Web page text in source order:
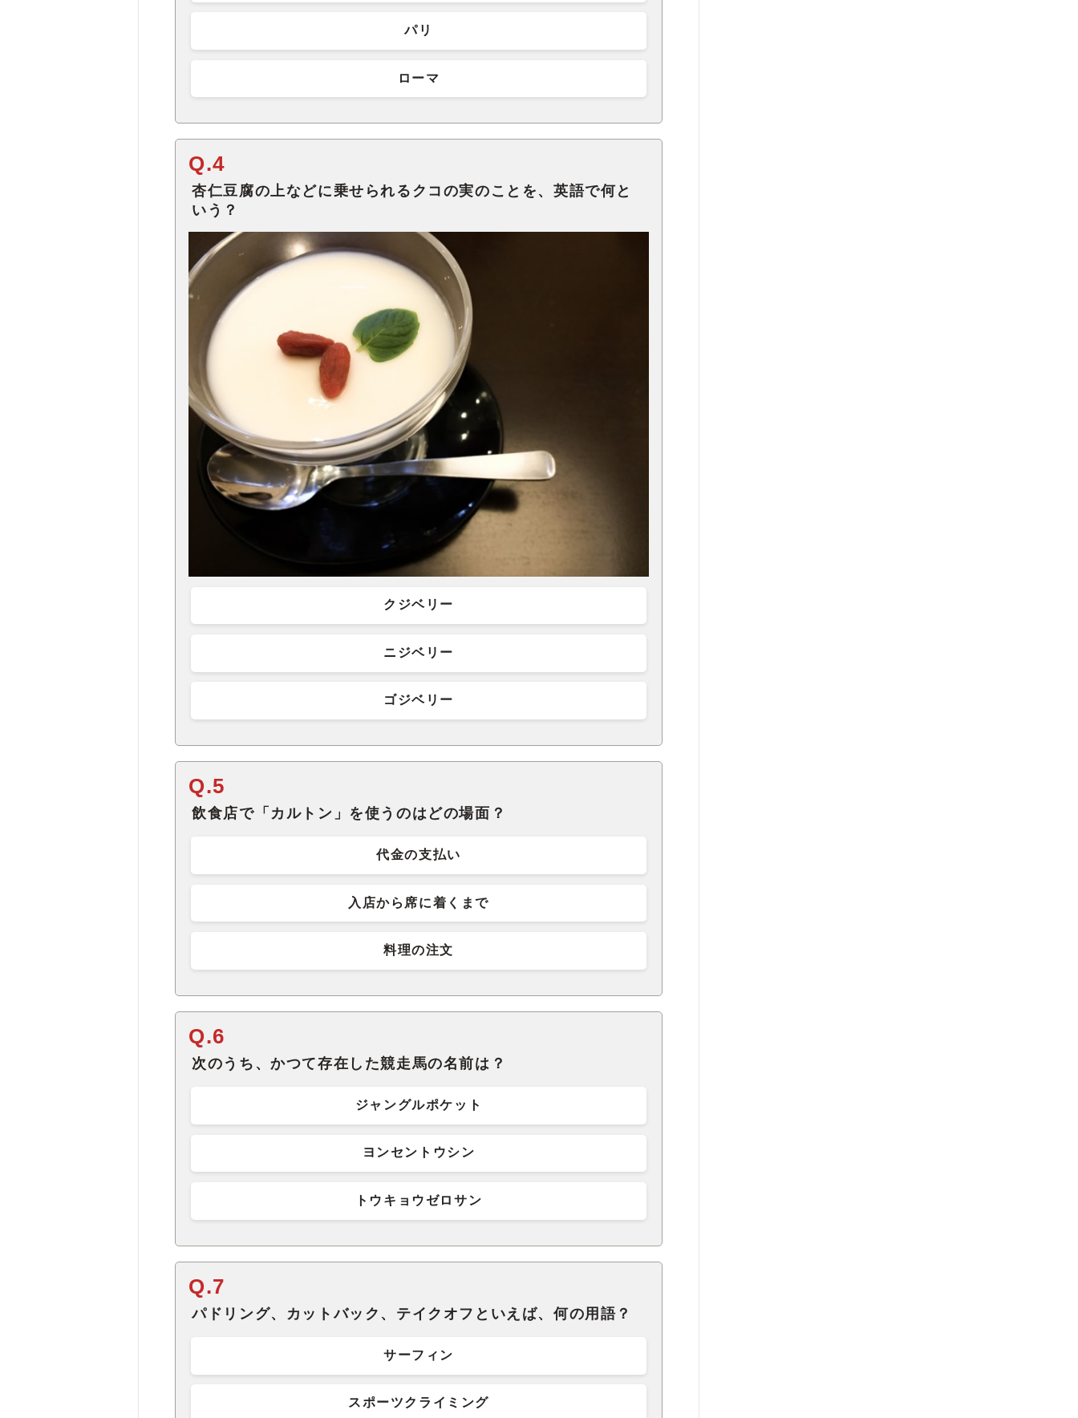
パリ
ローマ
Q.4
杏仁豆腐の上などに乗せられるクコの実のことを、英語で何と
いう？
クジベリー
ニジベリー
ゴジベリー
Q.5
飲食店で「カルトン」を使うのはどの場面？
代金の支払い
入店から席に着くまで
料理の注文
Q.6
次のうち、かつて存在した競走馬の名前は？
ジャングルポケット
ヨンセントウシン
トウキョウゼロサン
Q.7
パドリング、カットバック、テイクオフといえば、何の用語？
サーフィン
スポーツクライミング